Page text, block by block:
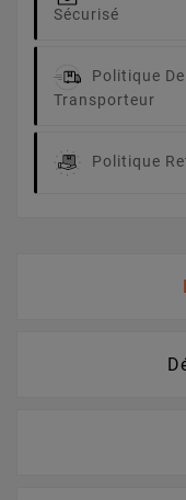
Sécurisé
Politique
Transporteur
Politique